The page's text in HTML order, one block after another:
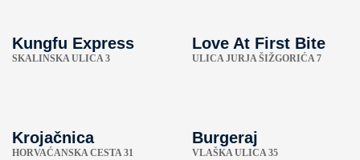
Kungfu Express
SKALINSKA ULICA 3
Love At First Bite
ULICA JURJA ŠIŽGORIĆA 7
Krojačnica
HORVAĆANSKA CESTA 31
Burgeraj
VLAŠKA ULICA 35